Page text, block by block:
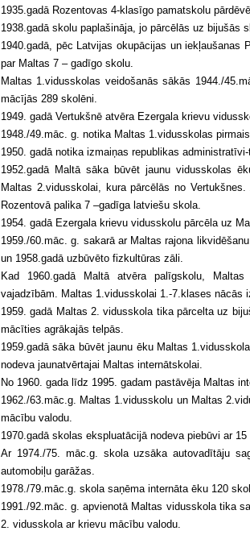
1935.gadā Rozentovas 4-klasīgo pamatskolu
1938.gadā skolu paplašināja, jo pārcēlās uz
1940.gadā, pēc Latvijas okupācijas un
par Maltas 7 – gadīgo skolu.
Maltas 1.vidusskolas veidošanās sākās 1944./
mācījās 289 skolēni.
1949. gadā Vertukšnē atvēra Ezergala krievu
1948./49.māc. g. notika Maltas 1.vidusskolas
1950. gadā notika izmaiņas republikas
1952.gadā Maltā sāka būvēt jaunu vidusskolas
Maltas 2.vidusskolai, kura pārcēlās no
Rozentovā palika 7 –gadīga latviešu skola.
1954. gadā Ezergala krievu vidusskolu pārcēla uz
1959./60.māc. g. sakarā ar Maltas rajona
un 1958.gadā uzbūvēto fizkultūras zāli.
Kad 1960.gadā Maltā atvēra palīgskolu,
vajadzībām. Maltas 1.vidusskolai 1.-7.klases nācās
1959. gadā Maltas 2. vidusskola tika pārcelta uz
mācīties agrākajās telpās.
1959.gadā sāka būvēt jaunu ēku Maltas
nodeva jaunatvērtajai Maltas internātskolai.
No 1960. gada līdz 1995. gadam pastāvēja Maltas
1962./63.māc.g. Maltas 1.vidusskolu un Maltas
mācību valodu.
1970.gadā skolas ekspluatācijā nodeva piebūvi ar
Ar 1974./75. māc.g. skola uzsāka autovadītāju
automobiļu garāžas.
1978./79.māc.g. skola saņēma internāta ēku 120
1991./92.māc. g. apvienotā Maltas vidusskola tika
2. vidusskola ar krievu mācību valodu.